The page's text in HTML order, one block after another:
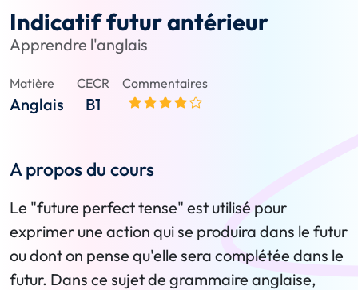
Indicatif futur antérieur
Apprendre l'anglais
Matière
Anglais
CECR
B1
Commentaires
A propos du cours
Le "future perfect tense" est utilisé pour
exprimer une action qui se produira dans le futur
ou dont on pense qu'elle sera complétée dans le
futur. Dans ce sujet de grammaire anglaise,